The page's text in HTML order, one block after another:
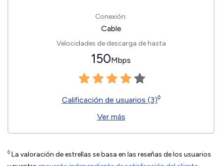
Conexión:
Cable
Velocidades de descarga de hasta
150Mbps
Calificación de usuarios (3)◊
Ver más
◊ La valoración de estrellas se basa en las reseñas de los usuarios